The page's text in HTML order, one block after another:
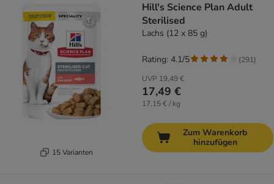
15 Varianten
Hill's Science Plan Adult
Sterilised
Lachs (12 x 85 g)
UVP 19,49 €
17,49 €
17,15 € / kg
Rating: 4.1/5 (291)
Zum Warenkorb
hinzufügen